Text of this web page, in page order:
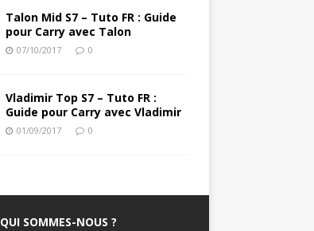
Talon Mid S7 – Tuto FR : Guide
pour Carry avec Talon
07/10/2017 0
Vladimir Top S7 – Tuto FR :
Guide pour Carry avec Vladimir
01/09/2017 0
QUI SOMMES-NOUS ?